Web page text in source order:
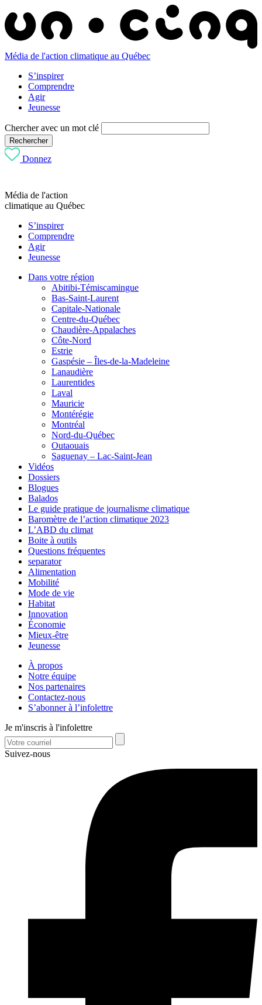
Média de l'action climatique au Québec
S’inspirer
Comprendre
Agir
Jeunesse
Chercher avec un mot clé
Rechercher
Donnez
Média de l'action
climatique au Québec
S’inspirer
Comprendre
Agir
Jeunesse
Dans votre région
Abitibi-Témiscamingue
Bas-Saint-Laurent
Capitale-Nationale
Centre-du-Québec
Chaudière-Appalaches
Côte-Nord
Estrie
Gaspésie – Îles-de-la-Madeleine
Lanaudière
Laurentides
Laval
Mauricie
Montérégie
Montréal
Nord-du-Québec
Outaouais
Saguenay – Lac-Saint-Jean
Vidéos
Dossiers
Blogues
Balados
Le guide pratique de journalisme climatique
Baromètre de l’action climatique 2023
L’ABD du climat
Boite à outils
Questions fréquentes
separator
Alimentation
Mobilité
Mode de vie
Habitat
Innovation
Économie
Mieux-être
Jeunesse
À propos
Notre équipe
Nos partenaires
Contactez-nous
S’abonner à l’infolettre
Je m'inscris à l'infolettre
Suivez-nous